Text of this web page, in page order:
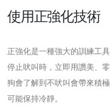
使用正強化技術
正強化是一種強大的訓練工
停止吠叫時，立即用讚美、
狗會了解到不吠叫會帶來積
可能保持冷靜。